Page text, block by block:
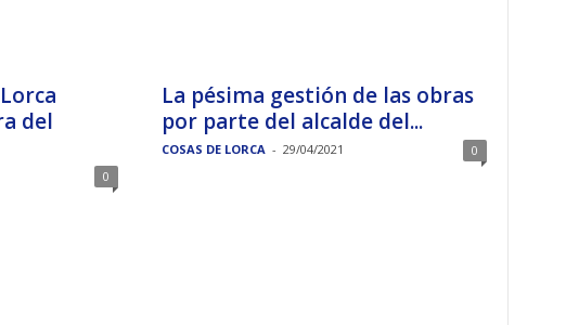
del
0
La pésima gestión de las obras
por parte del alcalde del...
COSAS DE LORCA - 29/04/2021 0